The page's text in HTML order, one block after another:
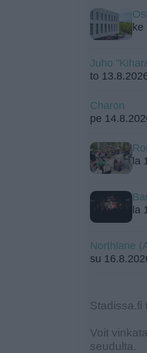
ke
Juho
to
Charon
pe
la
la
Northlane
su
Stadissa.fi
Voit
seudulta.